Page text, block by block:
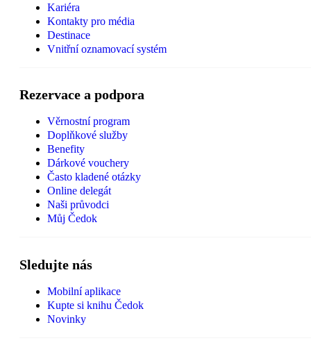
Kariéra
Kontakty pro média
Destinace
Vnitřní oznamovací systém
Rezervace a podpora
Věrnostní program
Doplňkové služby
Benefity
Dárkové vouchery
Často kladené otázky
Online delegát
Naši průvodci
Můj Čedok
Sledujte nás
Mobilní aplikace
Kupte si knihu Čedok
Novinky